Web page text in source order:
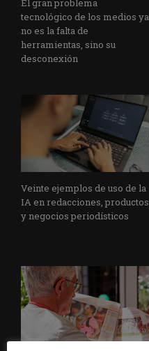
El gran problema
tecnológico de los medios ya
no es la falta de
herramientas, sino su
desconexión
Veinte ejemplos de uso de la
IA en redacciones, productos
y negocios periodísticos